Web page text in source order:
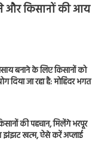
और किसानों की आय
बनाने के लिए किसानों को
दिया जा रहा है: मोहिंदर भगत
की पहचान, मिलेंगे भरपूर
झंझट खत्म, ऐसे करें अप्लाई